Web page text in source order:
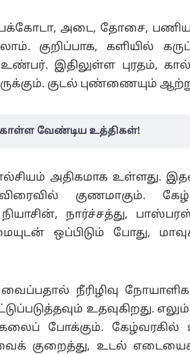
பக்கோடா, அடை, தோசை,
களியில்
இதிலுள்ள புரதம்,
குடல் புண்ணையும்
வேண்டிய உத்திகள்!
அதிகமாக உள்ளது.
குணமாகும்.
நார்ச்சத்து,
ஒப்பிடும் போது,
நீரிழிவு
உதவுகிறது.
போக்கும். கேழ்வரகில்
குறைத்து, உடல்